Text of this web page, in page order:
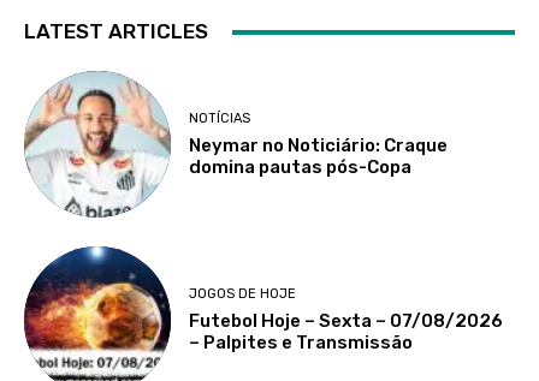
LATEST ARTICLES
NOTÍCIAS
Neymar no Noticiário: Craque
domina pautas pós-Copa
JOGOS DE HOJE
Futebol Hoje – Sexta – 07/08/2026
– Palpites e Transmissão